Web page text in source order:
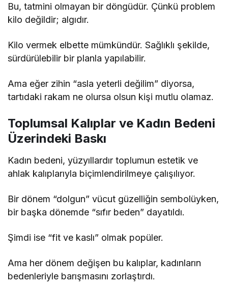
Bu, tatmini olmayan bir döngüdür. Çünkü problem
kilo değildir; algıdır.
Kilo vermek elbette mümkündür. Sağlıklı şekilde,
sürdürülebilir bir planla yapılabilir.
Ama eğer zihin “asla yeterli değilim” diyorsa,
tartıdaki rakam ne olursa olsun kişi mutlu olamaz.
Toplumsal Kalıplar ve Kadın Bedeni
Üzerindeki Baskı
Kadın bedeni, yüzyıllardır toplumun estetik ve
ahlak kalıplarıyla biçimlendirilmeye çalışılıyor.
Bir dönem “dolgun” vücut güzelliğin sembolüyken,
bir başka dönemde “sıfır beden” dayatıldı.
Şimdi ise “fit ve kaslı” olmak popüler.
Ama her dönem değişen bu kalıplar, kadınların
bedenleriyle barışmasını zorlaştırdı.